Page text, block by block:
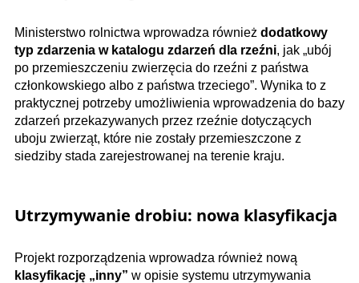
Ministerstwo rolnictwa wprowadza również dodatkowy
typ zdarzenia w katalogu zdarzeń dla rzeźni, jak „ubój
po przemieszczeniu zwierzęcia do rzeźni z państwa
członkowskiego albo z państwa trzeciego”. Wynika to z
praktycznej potrzeby umożliwienia wprowadzenia do bazy
zdarzeń przekazywanych przez rzeźnie dotyczących
uboju zwierząt, które nie zostały przemieszczone z
siedziby stada zarejestrowanej na terenie kraju.
Utrzymywanie drobiu: nowa klasyfikacja
Projekt rozporządzenia wprowadza również nową
klasyfikację „inny” w opisie systemu utrzymywania